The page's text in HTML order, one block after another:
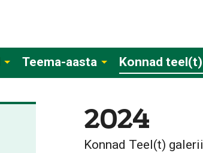
Teema-aasta Konnad teel(t)
2024
Konnad Teel(t) galerii